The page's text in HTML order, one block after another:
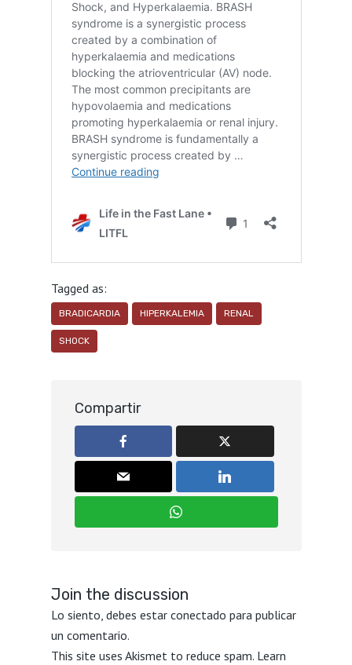
Tagged as:
BRADICARDIA HIPERKALEMIA RENAL
SHOCK
Compartir
Join the discussion
Lo siento, debes estar conectado para publicar
un comentario.
This site uses Akismet to reduce spam. Learn